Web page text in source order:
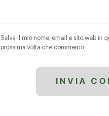
Salva il mio nome, email e sito web in
prossima volta che commento.